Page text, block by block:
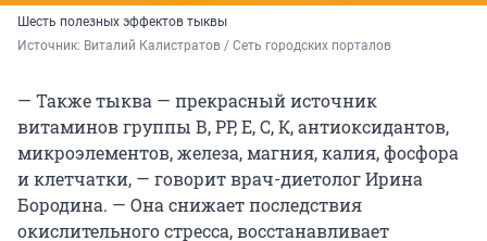
Шесть полезных эффектов тыквы
Источник: Виталий Калистратов / Сеть городских порталов
— Также тыква — прекрасный источник
витаминов группы В, РР, Е, С, К, антиоксидантов,
микроэлементов, железа, магния, калия, фосфора
и клетчатки, — говорит врач-диетолог Ирина
Бородина. — Она снижает последствия
окислительного стресса, восстанавливает